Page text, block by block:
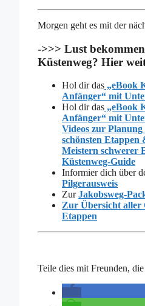
Morgen geht es mit der
->>> Lust
Küstenweg? Hier
Hol dir das „eBook
Anfänger“ mit
Hol dir das „eBook
Anfänger“ mit
Videos zur Planung
schönsten Etappen
Meistern schwerer
Küstenweg-Guide
Informier dich über
Pilgerausweis
ZurJakobsweg-
Zur Übersicht aller
Etappen
Teile dies mit Freunden,